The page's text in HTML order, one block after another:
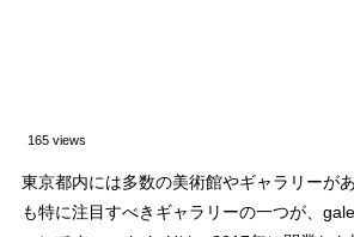
165 views
東京都内には多数の美術館やギャラリーが
も特に注目すべきギャラリーの一つが、